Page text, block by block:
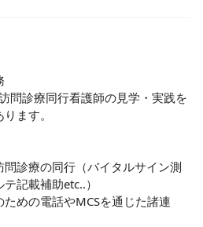
体制★
経験で入職しご活躍中！同じ気
らこそ、不安や悩みにもしっか
決に向かっていく、そんな温か
〜6ヶ月かけてじっくりと学べる
。勉強会やメンターとの同行訪
談・情報共有できる仕組みも整
問診療同行看護師の見学・実践を
ます。
問診療の同行（バイタルサイン測
記載補助etc..）
ための電話やMCSを通じた諸連